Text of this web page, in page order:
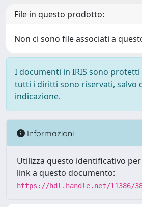
File in questo prodotto:
Non ci sono file associati a
I documenti in IRIS sono
tutti i diritti sono riservati, salvo
indicazione.
Informazioni
Utilizza questo identificativo
link a questo documento:
https://hdl.handle.net/11386/